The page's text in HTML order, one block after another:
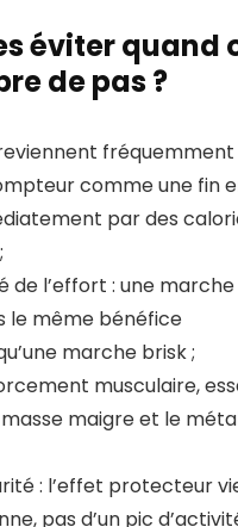
éviter quand
de pas ?
fréquemment
comme une fin
par des
de l’effort : une
le même bénéfice
marche brisk ;
musculaire,
maigre et le
: l’effet protecteur
pas d’un pic